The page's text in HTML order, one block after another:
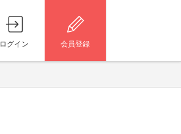
ログイン 会員登録